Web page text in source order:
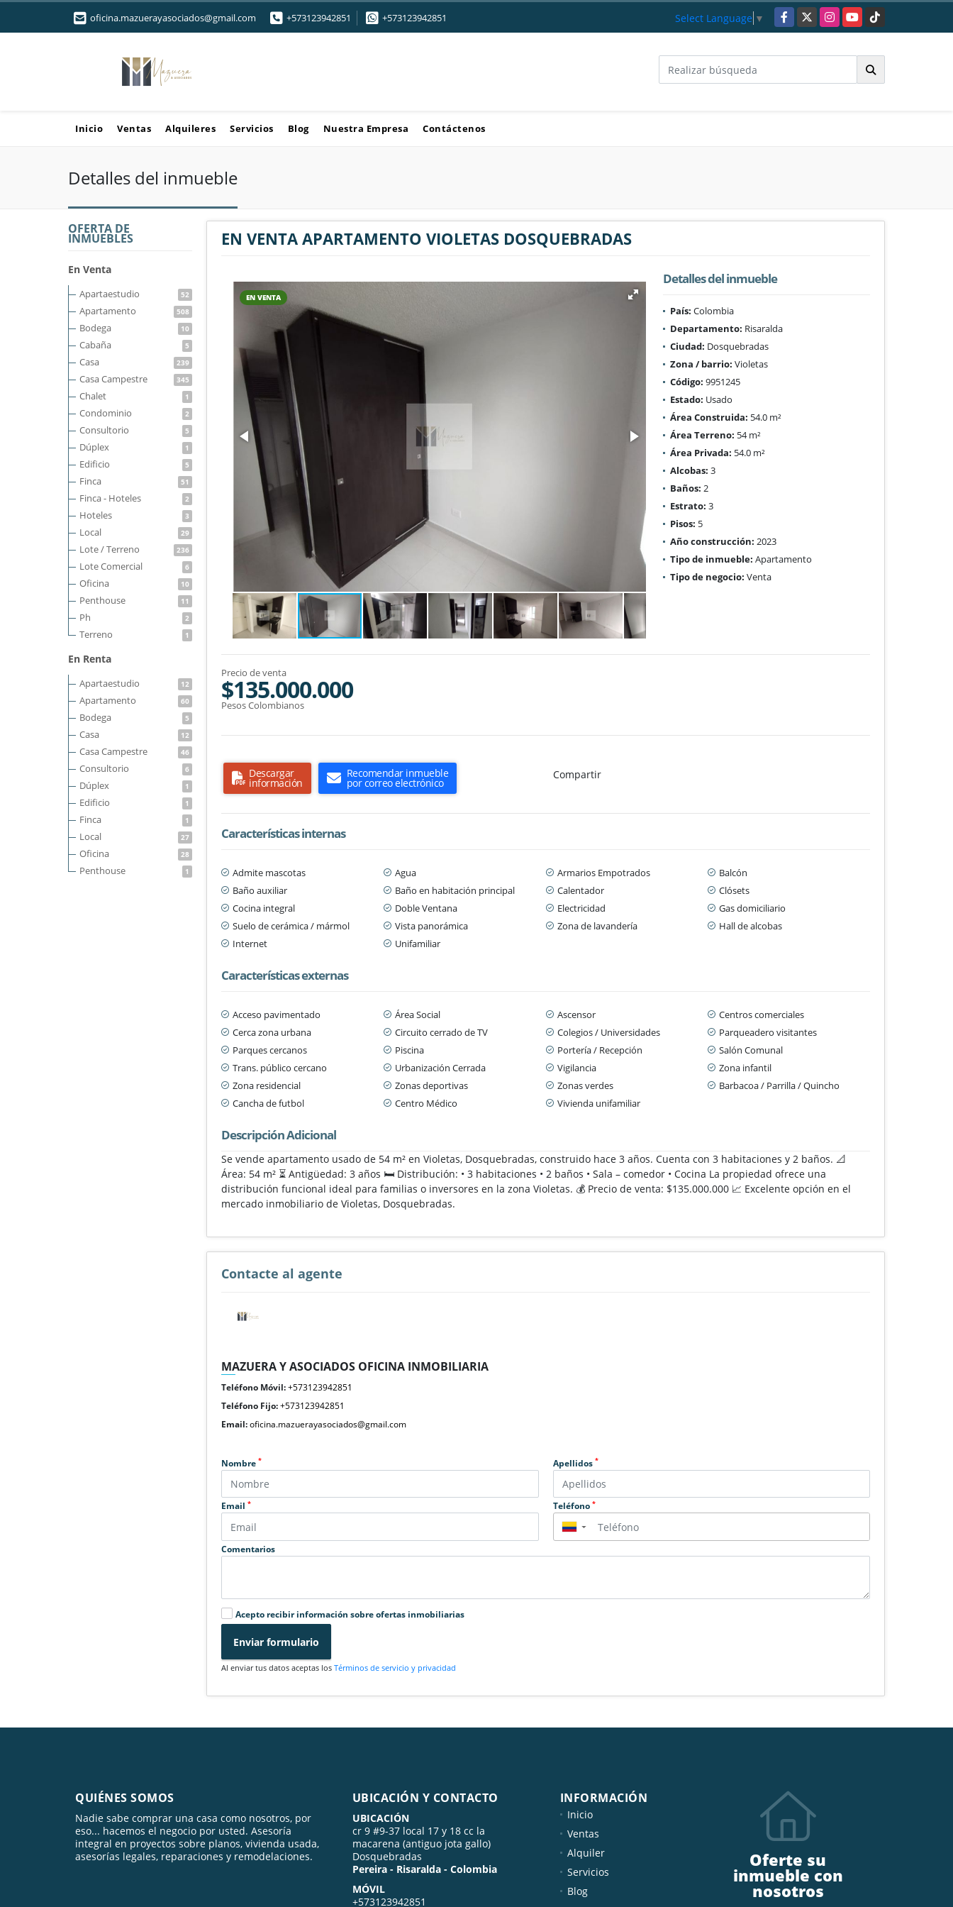
oficina.mazuerayasociados@gmail.com +573123942851 +573123942851 Select Language ▼ Facebook
X InstagramYouTubeTikTok
Inicio Ventas Alquileres Servicios Blog Nuestra Empresa Contáctenos
Detalles del inmueble
OFERTA DE
INMUEBLES
En Venta
Apartaestudio 52
Apartamento 508
Bodega 10
Cabaña 5
Casa 239
Casa Campestre 345
Chalet 1
Condominio 2
Consultorio 5
Dúplex 1
Edificio 5
Finca 51
Finca - Hoteles 2
Hoteles 3
Local 29
Lote / Terreno 236
Lote Comercial 6
Oficina 10
Penthouse 11
Ph 2
Terreno 1
En Renta
Apartaestudio 12
Apartamento 60
Bodega 5
Casa 12
Casa Campestre 46
Consultorio 6
Dúplex 1
Edificio 1
Finca 1
Local 27
Oficina 28
Penthouse 1
EN VENTA APARTAMENTO VIOLETAS DOSQUEBRADAS
EN VENTA
Detalles del inmueble
País: Colombia
Departamento: Risaralda
Ciudad: Dosquebradas
Zona / barrio: Violetas
Código: 9951245
Estado: Usado
Área Construida: 54.0 m²
Área Terreno: 54 m²
Área Privada: 54.0 m²
Alcobas: 3
Baños: 2
Estrato: 3
Pisos: 5
Año construcción: 2023
Tipo de inmueble: Apartamento
Tipo de negocio: Venta
Precio de venta
$135.000.000
Pesos Colombianos
Descargar
información
Recomendar inmueble
por correo electrónico
Compartir
Características internas
Admite mascotas Agua Armarios Empotrados
Balcón
Baño auxiliar
Baño en habitación principal Calentador
Clósets
Cocina integral
Doble Ventana Electricidad
Gas domiciliario
Suelo de cerámica / mármol
Vista panorámica Zona de lavandería
Hall de alcobas
Internet
Unifamiliar
Características externas
Acceso pavimentado Área Social Ascensor
Centros comerciales
Cerca zona urbana
Circuito cerrado de TV Colegios / Universidades
Parqueadero visitantes
Parques cercanos
Piscina Portería / Recepción
Salón Comunal
Trans. público cercano
Urbanización Cerrada Vigilancia
Zona infantil
Zona residencial
Zonas deportivas Zonas verdes
Barbacoa / Parrilla / Quincho
Cancha de futbol
Centro Médico Vivienda unifamiliar
Descripción Adicional
Se vende apartamento usado de 54 m² en Violetas, Dosquebradas, construido hace 3 años. Cuenta con 3 habitaciones y 2 baños. 📐
Área: 54 m² ⏳ Antigüedad: 3 años 🛏️ Distribución: • 3 habitaciones • 2 baños • Sala – comedor • Cocina La propiedad ofrece una
distribución funcional ideal para familias o inversores en la zona Violetas. 💰 Precio de venta: $135.000.000 📈 Excelente opción en el
mercado inmobiliario de Violetas, Dosquebradas.
Contacte al agente
MAZUERA Y ASOCIADOS OFICINA INMOBILIARIA
Teléfono Móvil:+573123942851
Teléfono Fijo:+573123942851
Email:oficina.mazuerayasociados@gmail.com
Nombre* Apellidos *
Email* Teléfono *
▼
Comentarios
Acepto recibir información sobre ofertas inmobiliarias
Enviar formulario
Al enviar tus datos aceptas losTérminos de servicio y privacidad
QUIÉNES SOMOS
Nadie sabe comprar una casa como nosotros, por
eso... hacemos el negocio por usted. Asesoría
integral en proyectos sobre planos, vivienda usada,
asesorías legales, reparaciones y remodelaciones.
UBICACIÓN Y CONTACTO
UBICACIÓN
cr 9 #9-37 local 17 y 18 cc la
macarena (antiguo jota gallo)
Dosquebradas
Pereira - Risaralda - Colombia
MÓVIL
+573123942851
INFORMACIÓN
Inicio
Ventas
Alquiler
Servicios
Blog
Oferte su
inmueble con
nosotros